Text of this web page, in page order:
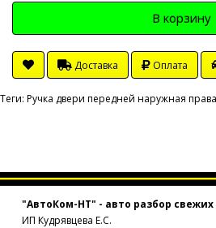
В корзину
Доставка Оплата
Теги: Ручка двери передней наружная
"АвтоКом-НТ" - авто разбор
ИП Кудрявцева Е.С.